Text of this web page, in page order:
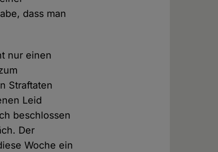
dass man
nur einen
Straftaten
Leid
beschlossen
Der
Woche ein